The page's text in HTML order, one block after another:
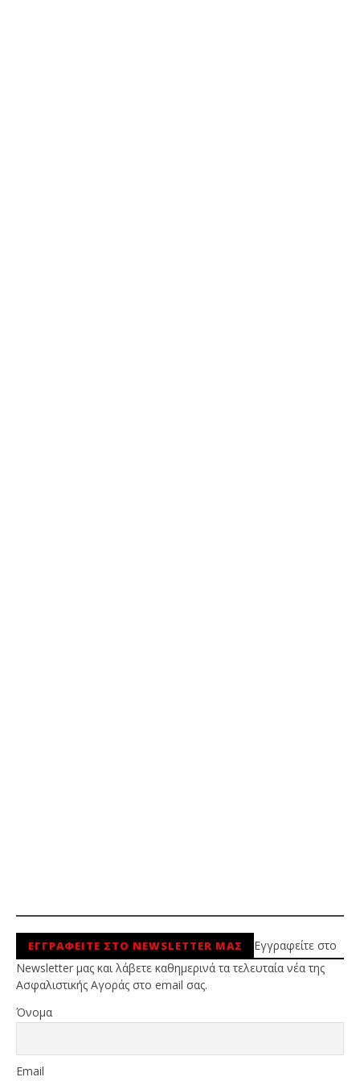
ΕΓΓΡΑΦΕΙΤΕ ΣΤΟ NEWSLETTER ΜΑΣ
Εγγραφείτε στο
Newsletter μας και λάβετε καθημερινά τα τελευταία νέα της
Ασφαλιστικής Αγοράς στο email σας.
Όνομα
Email